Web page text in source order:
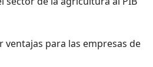
ventajas para las empresas de